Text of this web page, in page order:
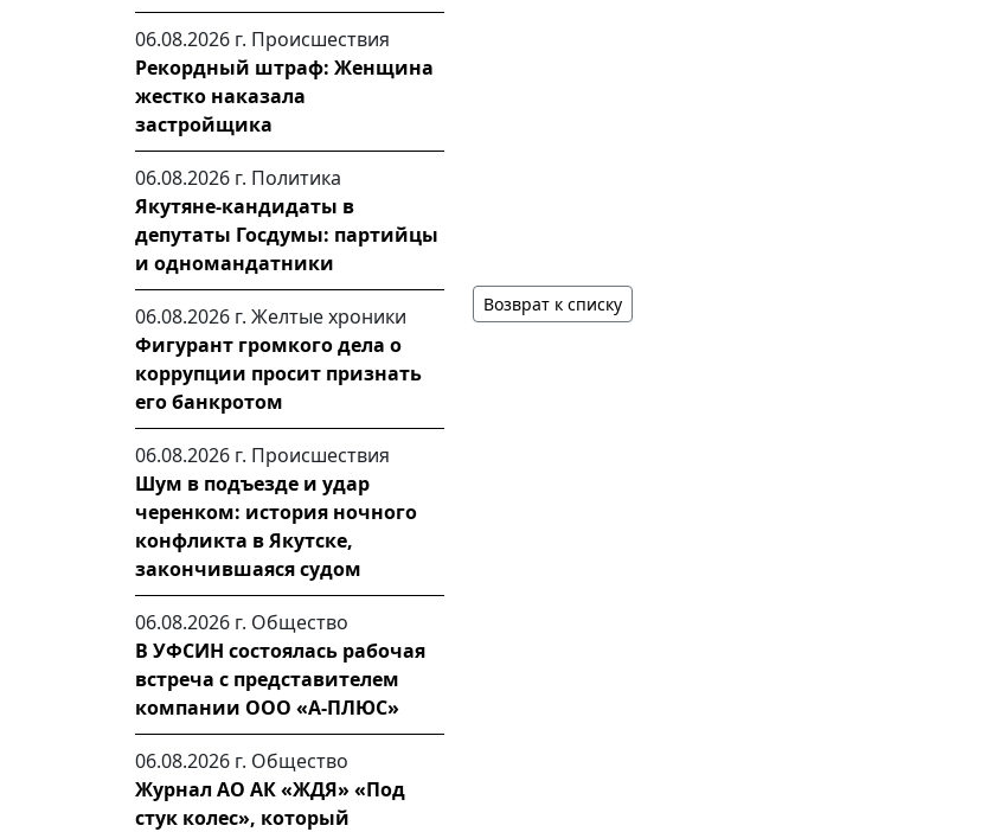
06.08.2026 г. Происшествия
Рекордный штраф: Женщина
жестко наказала
застройщика
06.08.2026 г. Политика
Якутяне-кандидаты в
депутаты Госдумы: партийцы
и одномандатники
06.08.2026 г. Желтые хроники
Фигурант громкого дела о
коррупции просит признать
его банкротом
06.08.2026 г. Происшествия
Шум в подъезде и удар
черенком: история ночного
конфликта в Якутске,
закончившаяся судом
06.08.2026 г. Общество
В УФСИН состоялась рабочая
встреча с представителем
компании ООО «А-ПЛЮС»
06.08.2026 г. Общество
Журнал АО АК «ЖДЯ» «Под
стук колес», который
Возврат к списку